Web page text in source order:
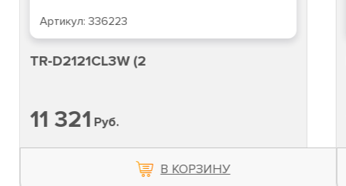
Артикул:336223
TR-D2121CL3W (2
11 321 Руб.
В КОРЗИНУ